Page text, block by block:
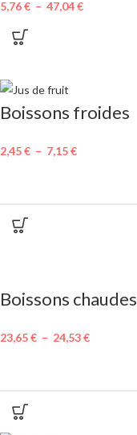
5,76€ – 47,04€
Boissons froides
2,45€ – 7,15€
Boissons chaudes
23,65€ – 24,53€